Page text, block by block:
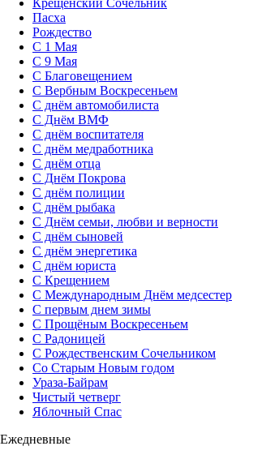
Крещенский Сочельник
Пасха
Рождество
С 1 Мая
С 9 Мая
С Благовещением
С Вербным Воскресеньем
С днём автомобилиста
С Днём ВМФ
С днём воспитателя
С днём медработника
С днём отца
С Днём Покрова
С днём полиции
С днём рыбака
С Днём семьи, любви и верности
С днём сыновей
С днём энергетика
С днём юриста
С Крещением
С Международным Днём медсестер
С первым днем зимы
С Прощёным Воскресеньем
С Радоницей
С Рождественским Сочельником
Со Старым Новым годом
Ураза-Байрам
Чистый четверг
Яблочный Спас
Ежедневные